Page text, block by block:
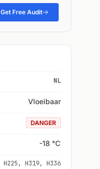
Get Free Audit
NL
Vloeibaar
DANGER
-18 ℃
H225, H319, H336